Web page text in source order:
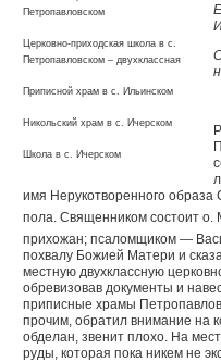
Петропавловском
Церковно-приходская школа в с.
Петропавловском – двухклассная
Приписной храм в с. Ильинском
Никольский храм в с. Ичерском
Школа в с. Ичерском
имя Нерукотворенного
пола. Священником состоит о.
прихожан; псаломщиком —
похвалу Божией Матери и
местную двухклассную
обревизовав документы и
приписные храмы
прочим, обратил внимание на
обделан, звенит плохо. На
руды, которая пока никем не